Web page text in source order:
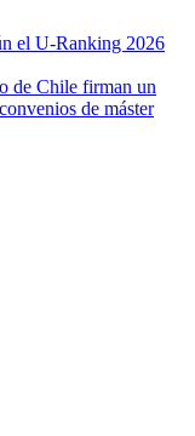
el U-Ranking 2026
de Chile firman un
de máster